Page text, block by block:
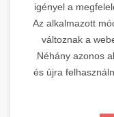
igényel a
Az alkalmazott
változnak a
Néhány azonos
és újra